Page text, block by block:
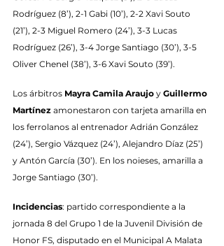
Rodríguez (8’), 2-1 Gabi (10’), 2-2 Xavi Souto
(21’), 2-3 Miguel Romero (24’), 3-3 Lucas
Rodríguez (26’), 3-4 Jorge Santiago (30’), 3-5
Oliver Chenel (38’), 3-6 Xavi Souto (39’).
Los árbitros Mayra Camila Araujo y Guillermo
Martínez amonestaron con tarjeta amarilla en
los ferrolanos al entrenador Adrián González
(24’), Sergio Vázquez (24’), Alejandro Díaz (25’)
y Antón García (30’). En los noieses, amarilla a
Jorge Santiago (30’).
Incidencias: partido correspondiente a la
jornada 8 del Grupo 1 de la Juvenil División de
Honor FS, disputado en el Municipal A Malata